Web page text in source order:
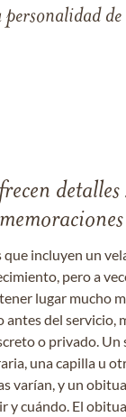
de
incluyen un
pero a
lugar mucho
del servicio,
o privado.
una capilla u
varían, y un
y cuándo. El